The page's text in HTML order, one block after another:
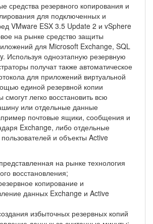
средства резервного копирования и
для подключенных и
VMware ESX 3.5 Update 2 и vSphere
на рынке средство защиты
для Microsoft Exchange, SQL
Используя одноэтапную резервную
получат также автоматическое
для приложений виртуальной
единой резервной копии
легко восстановить всю
или отдельные данные
почтовые ящики, сообщения и
Exchange, либо отдельные
и объекты Active
на рынке технология
восстановления;
копирование и
данных Exchange и Active
избыточных резервных копий